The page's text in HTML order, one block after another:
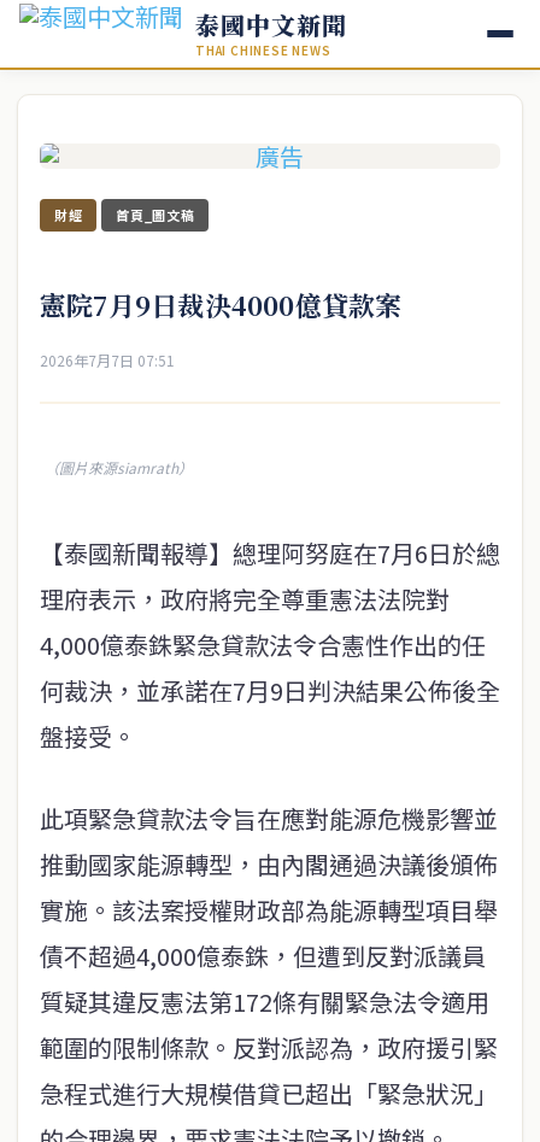
泰國中文新聞
THAI CHINESE NEWS
財經 首頁_圖文稿
憲院7月9日裁決4000億貸款案
2026年7月7日 07:51
（圖片來源siamrath）
【泰國新聞報導】總理阿努庭在7月6日於總
理府表示，政府將完全尊重憲法法院對
4,000億泰銖緊急貸款法令合憲性作出的任
何裁決，並承諾在7月9日判決結果公佈後全
盤接受。
此項緊急貸款法令旨在應對能源危機影響並
推動國家能源轉型，由內閣通過決議後頒佈
實施。該法案授權財政部為能源轉型項目舉
債不超過4,000億泰銖，但遭到反對派議員
質疑其違反憲法第172條有關緊急法令適用
範圍的限制條款。反對派認為，政府援引緊
急程式進行大規模借貸已超出「緊急狀況」